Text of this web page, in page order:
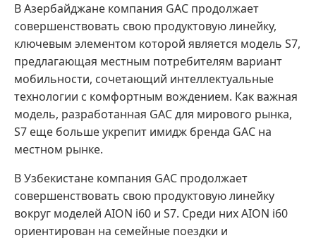
В Азербайджане компания GAC продолжает
совершенствовать свою продуктовую линейку,
ключевым элементом которой является модель S7,
предлагающая местным потребителям вариант
мобильности, сочетающий интеллектуальные
технологии с комфортным вождением. Как важная
модель, разработанная GAC для мирового рынка,
S7 еще больше укрепит имидж бренда GAC на
местном рынке.
В Узбекистане компания GAC продолжает
совершенствовать свою продуктовую линейку
вокруг моделей AION i60 и S7. Среди них AION i60
ориентирован на семейные поездки и